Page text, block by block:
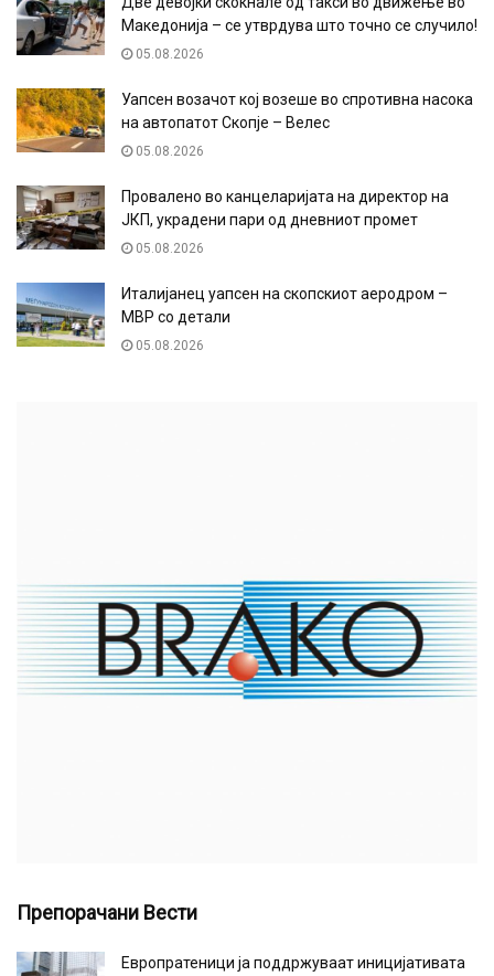
Македонија – се утврдува што точно се случило!
05.08.2026
Уапсен возачот кој возеше во спротивна насока
на автопатот Скопје – Велес
05.08.2026
Провалено во канцеларијата на директор на
ЈКП, украдени пари од дневниот промет
05.08.2026
Италијанец уапсен на скопскиот аеродром –
МВР со детали
05.08.2026
Препорачани Вести
Европратеници ја поддржуваат иницијативата